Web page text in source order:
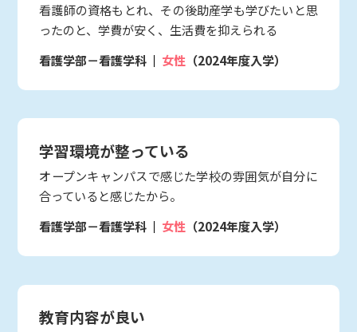
看護師の資格もとれ、その後助産学も学びたいと思
ったのと、学費が安く、生活費を抑えられる
看護学部－看護学科
女性 （2024年度入学）
学習環境が整っている
オープンキャンパスで感じた学校の雰囲気が自分に
合っていると感じたから。
看護学部－看護学科
女性 （2024年度入学）
教育内容が良い